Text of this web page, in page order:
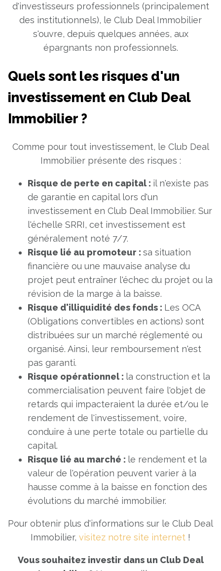
d'investisseurs professionnels (principalement
des institutionnels), le Club Deal Immobilier
s'ouvre, depuis quelques années, aux
épargnants non professionnels.
Quels sont les risques d'un
investissement en Club Deal
Immobilier ?
Comme pour tout investissement, le Club Deal
Immobilier présente des risques :
Risque de perte en capital : il n'existe pas
de garantie en capital lors d'un
investissement en Club Deal Immobilier. Sur
l'échelle SRRI, cet investissement est
généralement noté 7/7.
Risque lié au promoteur : sa situation
financière ou une mauvaise analyse du
projet peut entraîner l'échec du projet ou la
révision de la marge à la baisse.
Risque d'illiquidité des fonds : Les OCA
(Obligations convertibles en actions) sont
distribuées sur un marché réglementé ou
organisé. Ainsi, leur remboursement n'est
pas garanti.
Risque opérationnel : la construction et la
commercialisation peuvent faire l'objet de
retards qui impacteraient la durée et/ou le
rendement de l'investissement, voire,
conduire à une perte totale ou partielle du
capital.
Risque lié au marché : le rendement et la
valeur de l'opération peuvent varier à la
hausse comme à la baisse en fonction des
évolutions du marché immobilier.
Pour obtenir plus d'informations sur le Club Deal
Immobilier, visitez notre site internet !
Vous souhaitez investir dans un Club Deal